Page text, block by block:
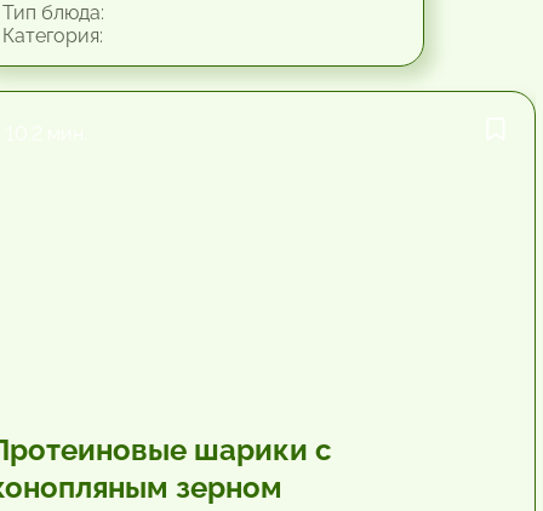
блюда:
шарики с
зерном